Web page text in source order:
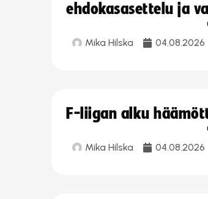
ehdokasasettelu ja
Mika Hilska 04.08.2026
F-liigan alku
Mika Hilska 04.08.2026